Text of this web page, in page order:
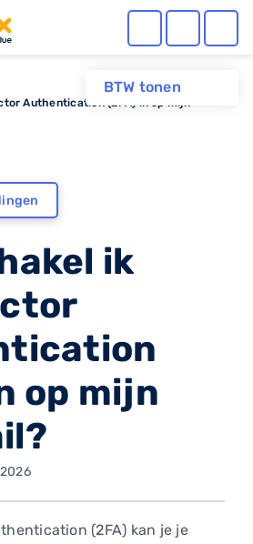
BTW tonen
Authentication (2FA) in op mijn
ik
op mijn
(2FA) kan je je